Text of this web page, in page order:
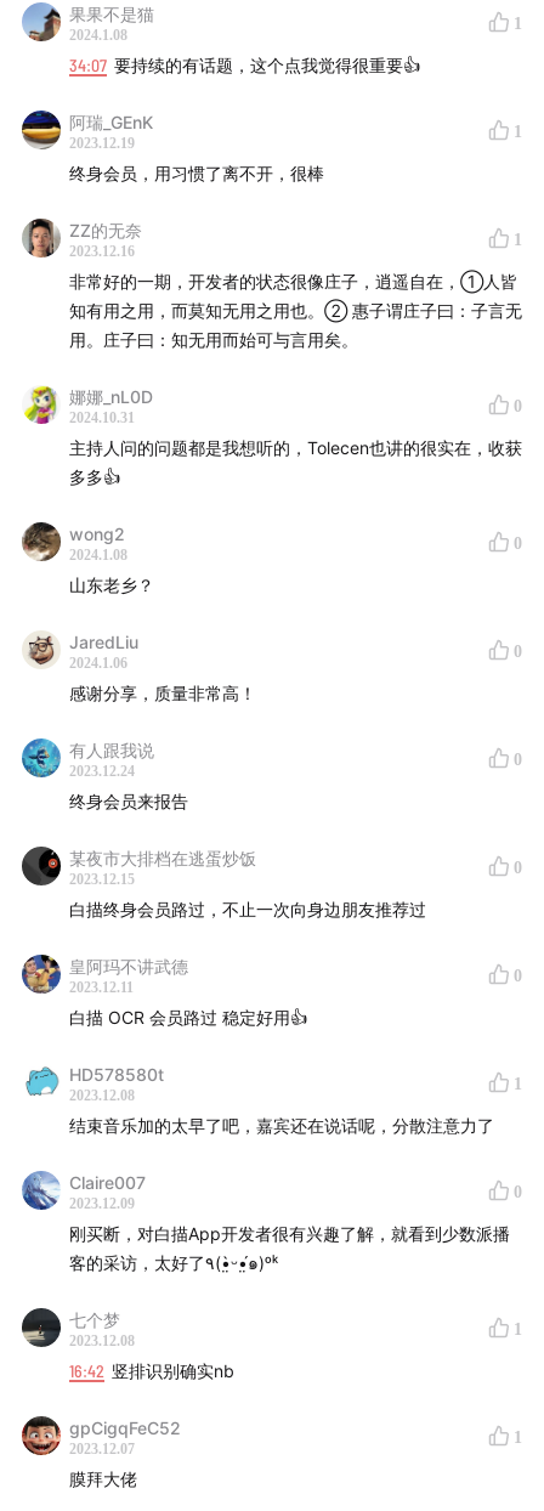
00:39:50融资、收购和独立经营
00:47:39 给独立开发者的建议和心得
订阅《少数派播客》
节目 RSS 链接
小宇宙
YouTube
Spotify
Google Podcasts
人物介绍
陶新乐 Tolecen：独立开发者，《白描》《方弗相机》
作者
waychane：少数派编辑部成员
张奕源 Nick：少数派编辑部成员
有任何想对我们说的、听我们聊的，都欢迎写信至
nick@sspai.com。
果果不是猫
2024.1.08
1
34:07 要持续的有话题，这个点我觉得很重要👍
阿瑞_GEnK
2023.12.19
1
终身会员，用习惯了离不开，很棒
ZZ的无奈
2023.12.16
1
非常好的一期，开发者的状态很像庄子，逍遥自在，①人皆
知有用之用，而莫知无用之用也。② 惠子谓庄子曰：子言无
用。庄子曰：知无用而始可与言用矣。
娜娜_nL0D
2024.10.31
0
主持人问的问题都是我想听的，Tolecen也讲的很实在，收获
多多👍
wong2
2024.1.08
0
山东老乡？
JaredLiu
2024.1.06
0
感谢分享，质量非常高！
有人跟我说
2023.12.24
0
终身会员来报告
某夜市大排档在逃蛋炒饭
2023.12.15
0
白描终身会员路过，不止一次向身边朋友推荐过
皇阿玛不讲武德
2023.12.11
0
白描 OCR 会员路过 稳定好用👍
HD578580t
2023.12.08
1
结束音乐加的太早了吧，嘉宾还在说话呢，分散注意力了
Claire007
2023.12.09
0
刚买断，对白描App开发者很有兴趣了解，就看到少数派播
客的采访，太好了٩(•̤̀ᵕ•̤́๑)ᵒᵏ
七个梦
2023.12.08
1
16:42 竖排识别确实nb
gpCigqFeC52
2023.12.07
1
膜拜大佬